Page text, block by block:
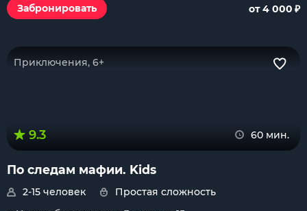
Забронировать
от 4 000 ₽
Приключения, 6+
9.3 60 мин.
По следам мафии. Kids
2-15 человек
Простая сложность